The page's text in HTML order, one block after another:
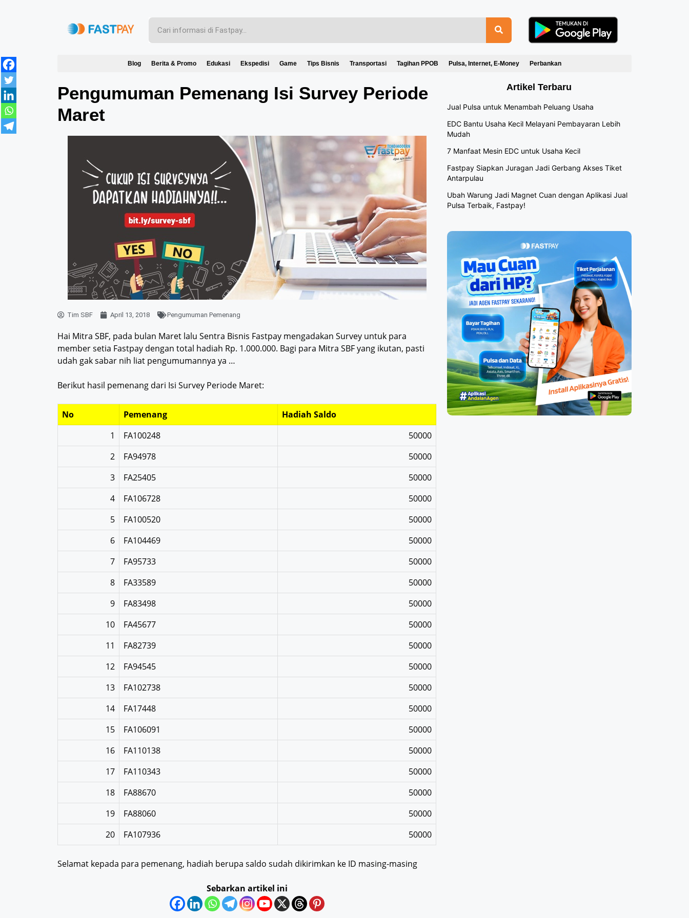
Blog Berita & Promo Edukasi Ekspedisi Game Tips Bisnis Transportasi Tagihan PPOB Pulsa, Internet, E-Money Perbankan
Pengumuman Pemenang Isi Survey Periode
Maret
Tim SBF April 13, 2018 Pengumuman Pemenang
Hai Mitra SBF, pada bulan Maret lalu Sentra Bisnis Fastpay mengadakan Survey untuk para
member setia Fastpay dengan total hadiah Rp. 1.000.000. Bagi para Mitra SBF yang ikutan, pasti
udah gak sabar nih liat pengumumannya ya …
Berikut hasil pemenang dari Isi Survey Periode Maret:
No Pemenang
Hadiah Saldo
1
FA100248
50000
2
FA94978
50000
3
FA25405
50000
4
FA106728
50000
5
FA100520
50000
6
FA104469
50000
7
FA95733
50000
8
FA33589
50000
9
FA83498
50000
10
FA45677
50000
11
FA82739
50000
12
FA94545
50000
13
FA102738
50000
14
FA17448
50000
15
FA106091
50000
16
FA110138
50000
17
FA110343
50000
18
FA88670
50000
19
FA88060
50000
20
FA107936 50000
Selamat kepada para pemenang, hadiah berupa saldo sudah dikirimkan ke ID masing-masing
Sebarkan artikel ini
Artikel Terbaru
Jual Pulsa untuk Menambah Peluang Usaha
EDC Bantu Usaha Kecil Melayani Pembayaran Lebih
Mudah
7 Manfaat Mesin EDC untuk Usaha Kecil
Fastpay Siapkan Juragan Jadi Gerbang Akses Tiket
Antarpulau
Ubah Warung Jadi Magnet Cuan dengan Aplikasi Jual
Pulsa Terbaik, Fastpay!